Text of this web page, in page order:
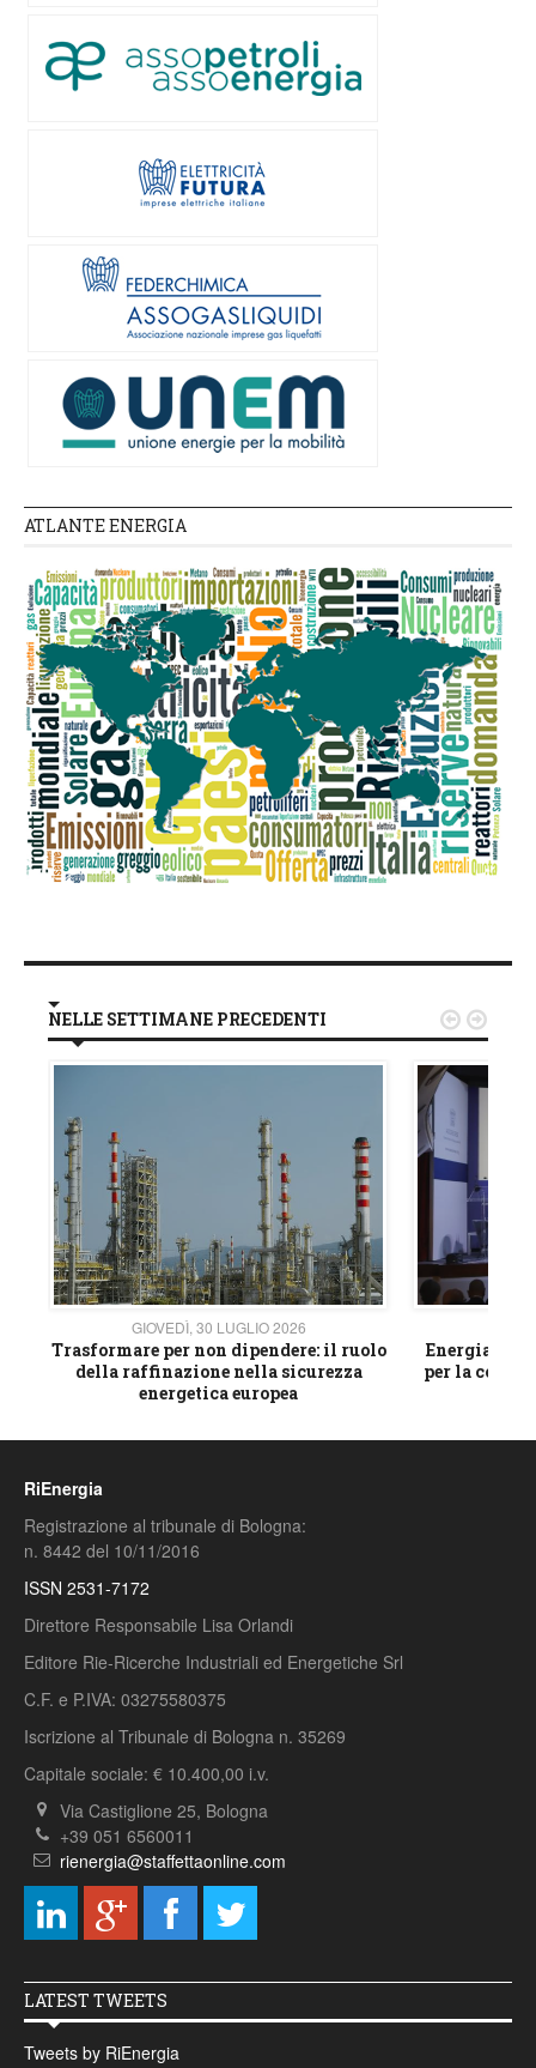
ATLANTE ENERGIA
NELLE SETTIMANE PRECEDENTI
GIOVEDÌ, 30 LUGLIO 2026
Trasformare per non dipendere: il ruolo
della raffinazione nella sicurezza
energetica europea
Energia e
per la
 
RiEnergia
Registrazione al tribunale di Bologna:
n. 8442 del 10/11/2016
ISSN 2531-7172
Direttore Responsabile Lisa Orlandi
Editore Rie-Ricerche Industriali ed Energetiche Srl
C.F. e P.IVA: 03275580375
Iscrizione al Tribunale di Bologna n. 35269
Capitale sociale: € 10.400,00 i.v.
Via Castiglione 25, Bologna
+39 051 6560011
rienergia@staffettaonline.com
LATEST TWEETS
Tweets by RiEnergia